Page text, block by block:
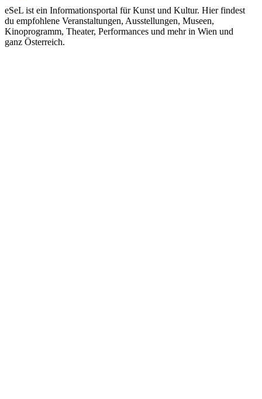
eSeL ist ein Informationsportal für Kunst und Kultur. Hier findest
du empfohlene Veranstaltungen, Ausstellungen, Museen,
Kinoprogramm, Theater, Performances und mehr in Wien und
ganz Österreich.